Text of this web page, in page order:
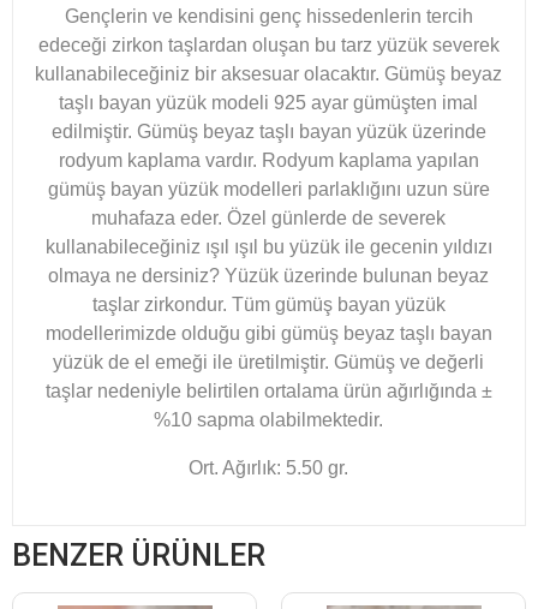
Gençlerin ve kendisini genç hissedenlerin tercih
edeceği zirkon taşlardan oluşan bu tarz yüzük severek
kullanabileceğiniz bir aksesuar olacaktır. Gümüş beyaz
taşlı bayan yüzük modeli 925 ayar gümüşten imal
edilmiştir. Gümüş beyaz taşlı bayan yüzük üzerinde
rodyum kaplama vardır. Rodyum kaplama yapılan
gümüş bayan yüzük modelleri parlaklığını uzun süre
muhafaza eder. Özel günlerde de severek
kullanabileceğiniz ışıl ışıl bu yüzük ile gecenin yıldızı
olmaya ne dersiniz? Yüzük üzerinde bulunan beyaz
taşlar zirkondur. Tüm gümüş bayan yüzük
modellerimizde olduğu gibi gümüş beyaz taşlı bayan
yüzük de el emeği ile üretilmiştir. Gümüş ve değerli
taşlar nedeniyle belirtilen ortalama ürün ağırlığında ±
%10 sapma olabilmektedir.
Ort. Ağırlık: 5.50 gr.
BENZER ÜRÜNLER